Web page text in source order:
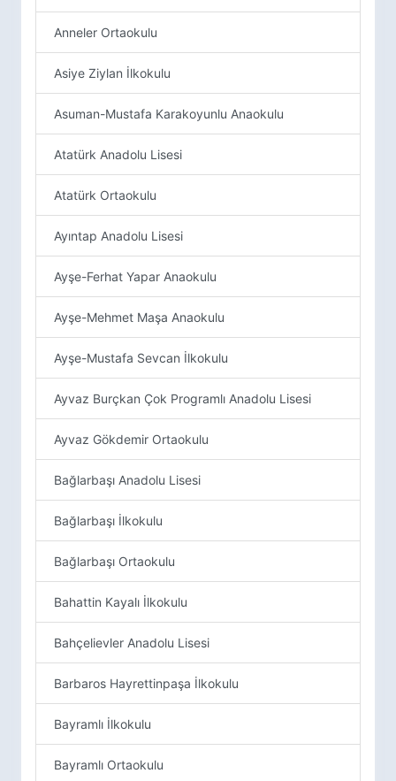
Anneler Ortaokulu
Asiye Ziylan İlkokulu
Asuman-Mustafa Karakoyunlu Anaokulu
Atatürk Anadolu Lisesi
Atatürk Ortaokulu
Ayıntap Anadolu Lisesi
Ayşe-Ferhat Yapar Anaokulu
Ayşe-Mehmet Maşa Anaokulu
Ayşe-Mustafa Sevcan İlkokulu
Ayvaz Burçkan Çok Programlı Anadolu Lisesi
Ayvaz Gökdemir Ortaokulu
Bağlarbaşı Anadolu Lisesi
Bağlarbaşı İlkokulu
Bağlarbaşı Ortaokulu
Bahattin Kayalı İlkokulu
Bahçelievler Anadolu Lisesi
Barbaros Hayrettinpaşa İlkokulu
Bayramlı İlkokulu
Bayramlı Ortaokulu